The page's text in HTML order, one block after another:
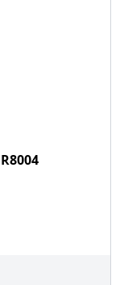
R8004